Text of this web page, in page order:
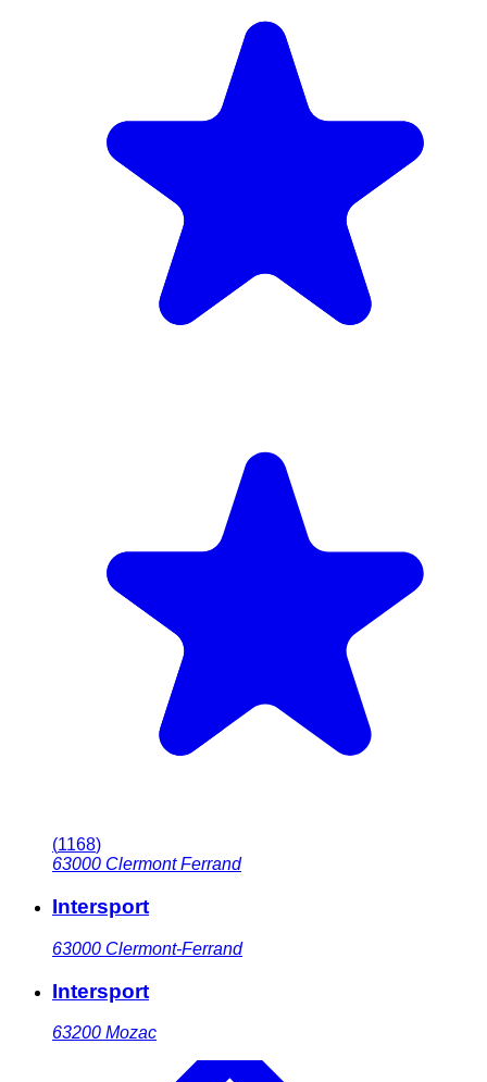
(1168)
63000 Clermont Ferrand
Intersport
63000 Clermont-Ferrand
Intersport
63200 Mozac